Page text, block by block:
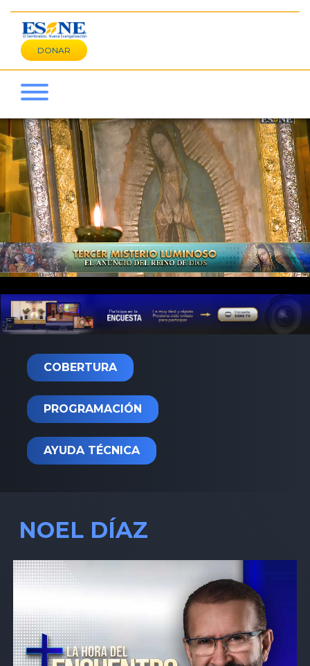
DONAR
COBERTURA
PROGRAMACIÓN
AYUDA TÉCNICA
NOEL DÍAZ